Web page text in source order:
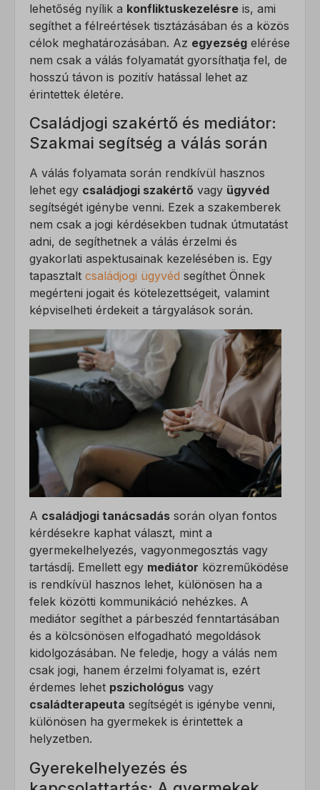
lehetőség nyílik a konfliktuskezelésre is, ami
segíthet a félreértések tisztázásában és a közös
célok meghatározásában. Az egyezség elérése
nem csak a válás folyamatát gyorsíthatja fel, de
hosszú távon is pozitív hatással lehet az
érintettek életére.
Családjogi szakértő és mediátor:
Szakmai segítség a válás során
A válás folyamata során rendkívül hasznos
lehet egy családjogi szakértő vagy ügyvéd
segítségét igénybe venni. Ezek a szakemberek
nem csak a jogi kérdésekben tudnak útmutatást
adni, de segíthetnek a válás érzelmi és
gyakorlati aspektusainak kezelésében is. Egy
tapasztalt családjogi ügyvéd segíthet Önnek
megérteni jogait és kötelezettségeit, valamint
képviselheti érdekeit a tárgyalások során.
A családjogi tanácsadás során olyan fontos
kérdésekre kaphat választ, mint a
gyermekelhelyezés, vagyonmegosztás vagy
tartásdíj. Emellett egy mediátor közreműködése
is rendkívül hasznos lehet, különösen ha a
felek közötti kommunikáció nehézkes. A
mediátor segíthet a párbeszéd fenntartásában
és a kölcsönösen elfogadható megoldások
kidolgozásában. Ne feledje, hogy a válás nem
csak jogi, hanem érzelmi folyamat is, ezért
érdemes lehet pszichológus vagy
családterapeuta segítségét is igénybe venni,
különösen ha gyermekek is érintettek a
helyzetben.
Gyerekelhelyezés és